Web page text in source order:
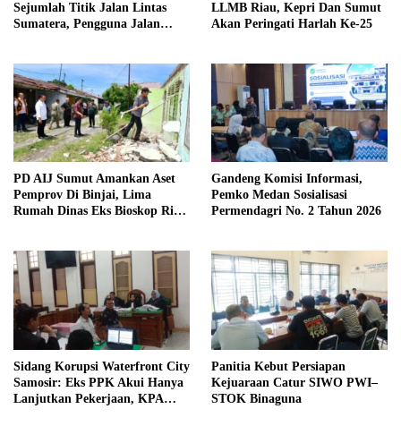
Sejumlah Titik Jalan Lintas
Sumatera, Pengguna Jalan
LLMB Riau, Kepri Dan Sumut
Akan Peringati Harlah Ke-25
PD AIJ Sumut Amankan Aset
Pemprov Di Binjai, Lima
Rumah Dinas Eks Bioskop Ria
Gandeng Komisi Informasi,
Pemko Medan Sosialisasi
Permendagri No. 2 Tahun 2026
Sidang Korupsi Waterfront City
Samosir: Eks PPK Akui Hanya
Lanjutkan Pekerjaan, KPA
Panitia Kebut Persiapan
Kejuaraan Catur SIWO PWI–
STOK Binaguna